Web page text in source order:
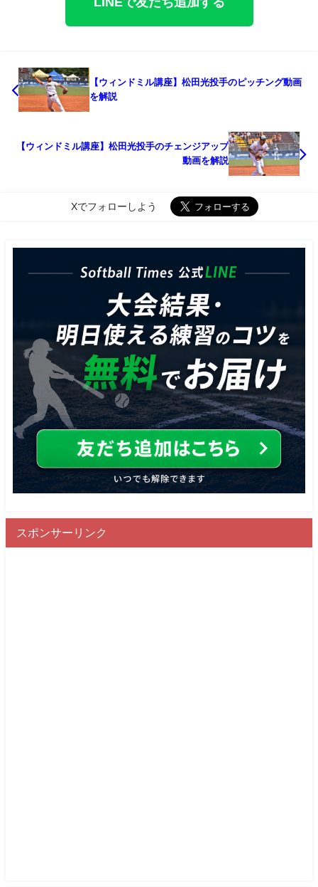
【ウィンドミル講座】松田光投手のピッチング動画
を解説
【ウィンドミル講座】松田光投手のチェンジアップ
動画を解説
Xでフォローしよう
スポンサーリンク